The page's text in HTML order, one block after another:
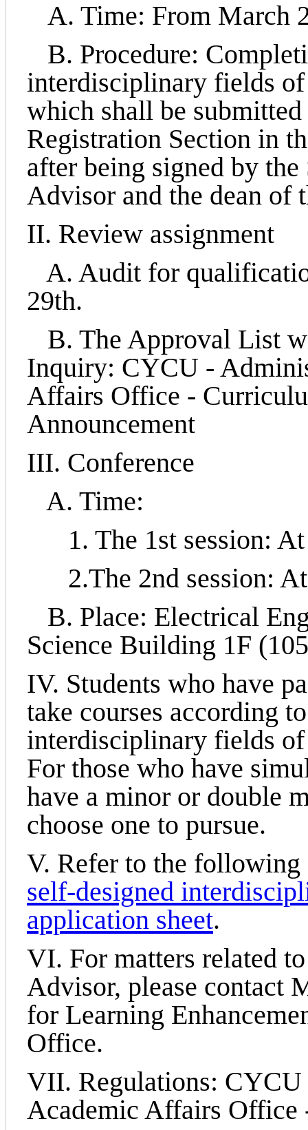
A. Time: From March
B. Procedure:
interdisciplinary fields
which shall be
Registration Section in
after being signed by
Advisor and the dean of
II. Review assignment
A. Audit for
29th.
B. The Approval List
Inquiry: CYCU -
Affairs Office -
Announcement
III. Conference
A. Time:
1. The 1st session: At
2.The 2nd session:
B. Place: Electrical
Science Building 1F
IV. Students who have
take courses according
interdisciplinary fields of
For those who have
have a minor or double
choose one to pursue.
V. Refer to the
self-designed
application sheet.
VI. For matters related
Advisor, please contact
for Learning
Office.
VII. Regulations:
Academic Affairs Office